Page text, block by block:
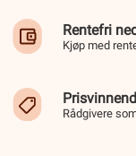
Rentefri
Kjøp med
Rådgivere